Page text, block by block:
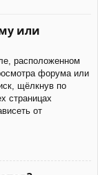
или
расположенном
форума или
щёлкнув по
страницах
от